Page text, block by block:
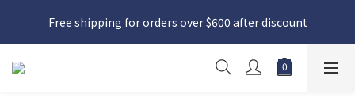
日本接近假期，貨源較不穩定；如想在 8 月 11 日至 8 月 15 日收
貨，請務必於 8 月 10 日前落單
Free shipping for orders over $600 after discount
日本接近假期，貨源較不穩定；如想在 8 月 11 日至 8 月 15 日收
貨，請務必於 8 月 10 日前落單